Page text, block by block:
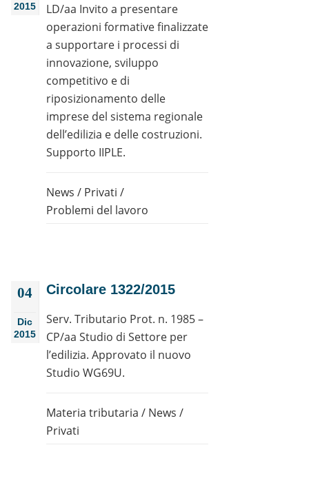
2015
LD/aa Invito a presentare
operazioni formative finalizzate
a supportare i processi di
innovazione, sviluppo
competitivo e di
riposizionamento delle
imprese del sistema regionale
dell’edilizia e delle costruzioni.
Supporto IIPLE.
News / Privati /
Problemi del lavoro
04
Dic
2015
Circolare 1322/2015
Serv. Tributario Prot. n. 1985 –
CP/aa Studio di Settore per
l’edilizia. Approvato il nuovo
Studio WG69U.
Materia tributaria / News /
Privati